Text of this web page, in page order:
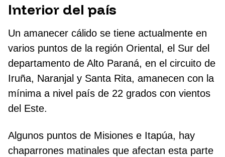
Interior del país
Un amanecer cálido se tiene actualmente en
varios puntos de la región Oriental, el Sur del
departamento de Alto Paraná, en el circuito de
Iruña, Naranjal y Santa Rita, amanecen con la
mínima a nivel país de 22 grados con vientos
del Este.
Algunos puntos de Misiones e Itapúa, hay
chaparrones matinales que afectan esta parte